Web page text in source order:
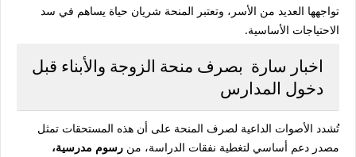
تواجهها العديد من الأسر، وتعتبر المنحة شريان حياة يساهم في سد
الاحتياجات الأساسية.
اخبار سارة بصرف منحة الزوجة والأبناء قبل
دخول المدارس
تُشدد الأصوات الداعية لصرف المنحة على أن هذه المستحقات تمثل
مصدر دعم أساسي لتغطية نفقات الدراسة، من رسوم مدرسية،